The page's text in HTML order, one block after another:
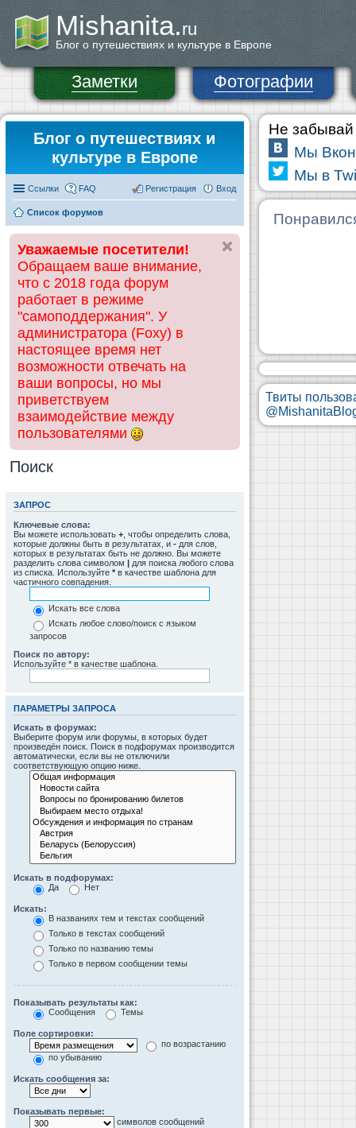
Mishanita.ru
Блог о путешествиях и культуре в Европе
Заметки Фотографии
Блог о путешествиях и
культуре в Европе
Ссылки FAQ Вход
Регистрация
Список форумов
Уважаемые посетители!
Обращаем ваше внимание,
что с 2018 года форум
работает в режиме
"самоподдержания". У
администратора (Foxy) в
настоящее время нет
возможности отвечать на
ваши вопросы, но мы
приветствуем
взаимодействие между
пользователями
Поиск
ЗАПРОС
Ключевые слова:
Вы можете использовать + , чтобы определить слова,
которые должны быть в результатах, и - для слов,
которых в результатах быть не должно. Вы можете
разделить слова символом | для поиска любого слова
из списка. Используйте * в качестве шаблона для
частичного совпадения.
Искать все слова
Искать любое слово/поиск с языком
запросов
Поиск по автору:
Используйте * в качестве шаблона.
ПАРАМЕТРЫ ЗАПРОСА
Искать в форумах:
Выберите форум или форумы, в которых будет
произведён поиск. Поиск в подфорумах производится
автоматически, если вы не отключили
соответствующую опцию ниже.
Искать в подфорумах:
Да
Нет
Искать:
В названиях тем и текстах сообщений
Только в текстах сообщений
Только по названию темы
Только в первом сообщении темы
Показывать результаты как:
Сообщения
Темы
Поле сортировки:
по возрастанию
по убыванию
Искать сообщения за:
Показывать первые:
символов сообщений
Не забывай
Мы
Мы в
Твиты